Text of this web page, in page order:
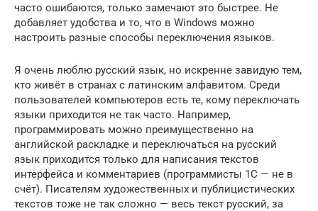
часто ошибаются, только замечают это быстрее. Не
добавляет удобства и то, что в Windows можно
настроить разные способы переключения языков.
Я очень люблю русский язык, но искренне завидую тем,
кто живёт в странах с латинским алфавитом. Среди
пользователей компьютеров есть те, кому переключать
языки приходится не так часто. Например,
программировать можно преимущественно на
английской раскладке и переключаться на русский
язык приходится только для написания текстов
интерфейса и комментариев (программисты 1С — не в
счёт). Писателям художественных и публицистических
текстов тоже не так сложно — весь текст русский, за